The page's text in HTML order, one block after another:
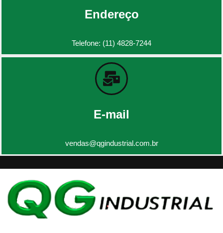
Endereço
Telefone: (11) 4828-7244
E-mail
vendas@qgindustrial.com.br